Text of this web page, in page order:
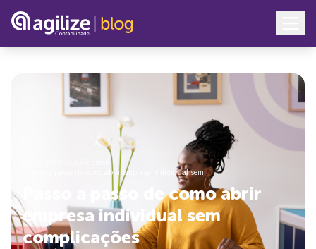
Passo a passo de como abrir empresa individual sem…
Passo a passo de como abrir
empresa individual sem
complicações